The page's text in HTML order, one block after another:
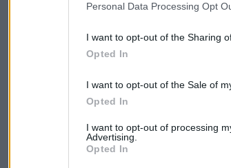
Personal Data Processing Opt
I want to opt-out of the Sharing
Opted In
I want to opt-out of the Sale of
Opted In
I want to opt-out of processing
Advertising.
Opted In
ad